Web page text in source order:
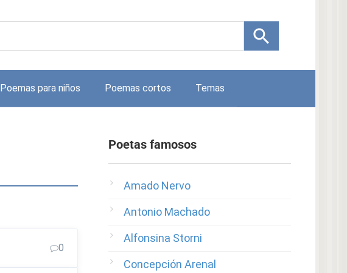
Poemas para niños Poemas cortos Temas
0
Poetas famosos
Amado Nervo
Antonio Machado
Alfonsina Storni
Concepción Arenal